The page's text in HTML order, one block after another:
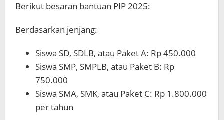
Berikut besaran bantuan PIP 2025:
Berdasarkan jenjang:
Siswa SD, SDLB, atau Paket A: Rp 450.000
Siswa SMP, SMPLB, atau Paket B: Rp
750.000
Siswa SMA, SMK, atau Paket C: Rp 1.800.000
per tahun